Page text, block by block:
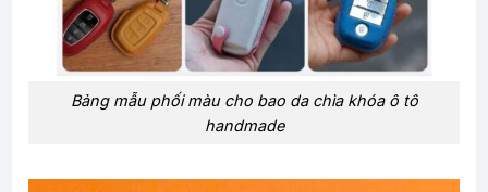
Bảng mẫu phối màu cho bao da chìa khóa ô tô
handmade